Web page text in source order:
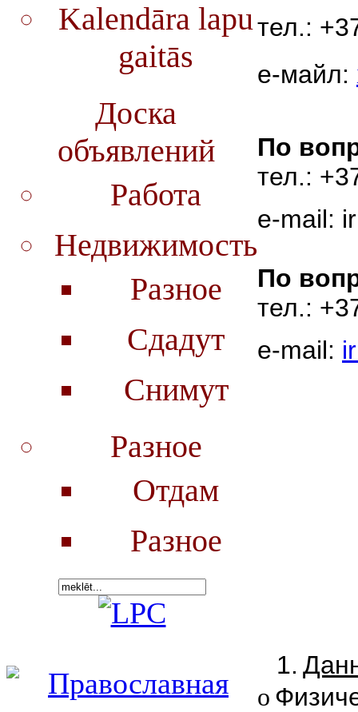
Kalendāra lapu
gaitās
Доска
объявлений
Работа
Недвижимость
Разное
Сдадут
Снимут
Разное
Отдам
Разное
тел.:
е-майл:
По
тел.:
e-mail:
По
тел.:
e-mail:
1.
o